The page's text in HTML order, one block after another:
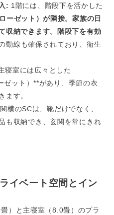
: 1階には、階段下を活かした
ーゼット）が隣接。家族の日
収納できます。階段下を有効
動線も確保されており、衛生
寝室には広々とした
ゼット）**があり、季節の衣
ます。
横のSCは、靴だけでなく、
も収納でき、玄関を常にきれ
イベート空間とイン
）と主寝室（8.0畳）のプラ